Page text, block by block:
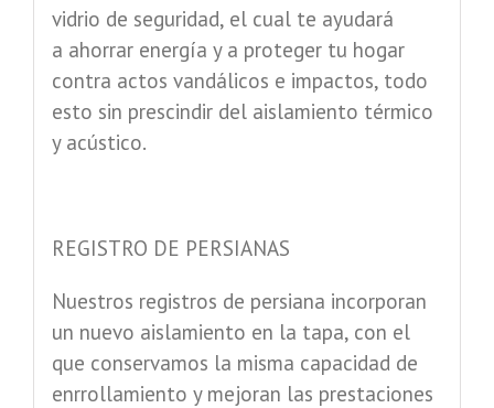
vidrio de seguridad, el cual te ayudará
a ahorrar energía y a proteger tu hogar
contra actos vandálicos e impactos, todo
esto sin prescindir del aislamiento térmico
y acústico.
REGISTRO DE PERSIANAS
Nuestros registros de persiana incorporan
un nuevo aislamiento en la tapa, con el
que conservamos la misma capacidad de
enrrollamiento y mejoran las prestaciones